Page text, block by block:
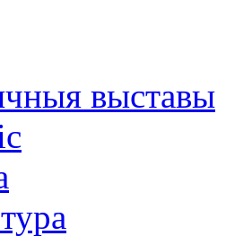
выставы